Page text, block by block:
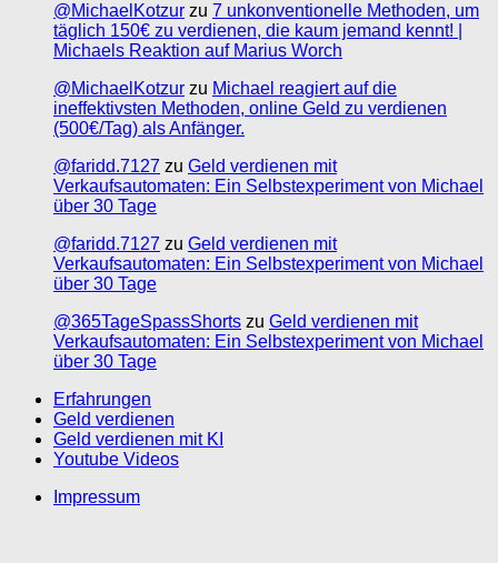
@MichaelKotzur zu 7 unkonventionelle Methoden, um
täglich 150€ zu verdienen, die kaum jemand kennt! |
Michaels Reaktion auf Marius Worch
@MichaelKotzur zu Michael reagiert auf die
ineffektivsten Methoden, online Geld zu verdienen
(500€/Tag) als Anfänger.
@faridd.7127 zu Geld verdienen mit
Verkaufsautomaten: Ein Selbstexperiment von Michael
über 30 Tage
@faridd.7127 zu Geld verdienen mit
Verkaufsautomaten: Ein Selbstexperiment von Michael
über 30 Tage
@365TageSpassShorts zu Geld verdienen mit
Verkaufsautomaten: Ein Selbstexperiment von Michael
über 30 Tage
Erfahrungen
Geld verdienen
Geld verdienen mit KI
Youtube Videos
Impressum